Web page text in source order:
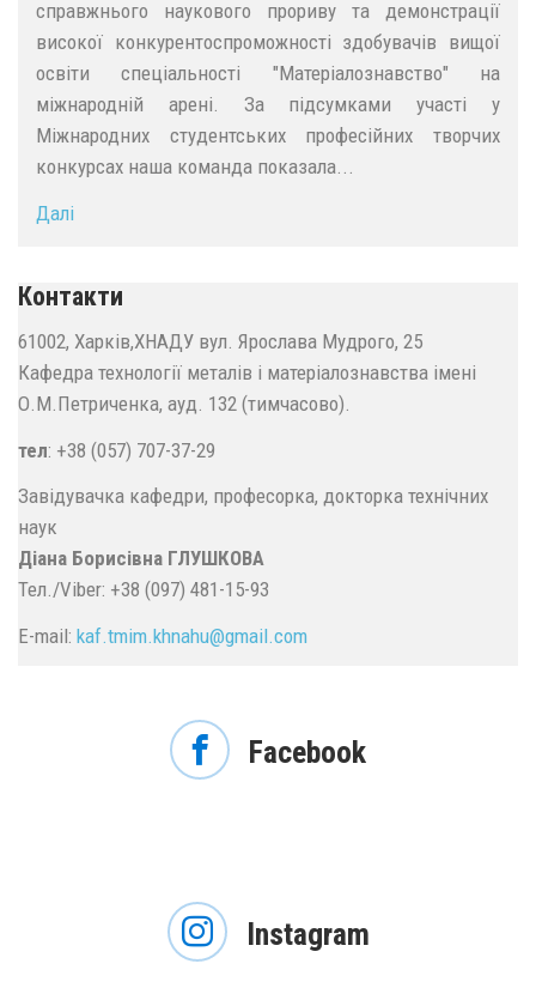
справжнього наукового прориву та демонстрації
високої конкурентоспроможності здобувачів вищої
освіти спеціальності "Матеріалознавство" на
міжнародній арені. За підсумками участі у
Міжнародних студентських професійних творчих
конкурсах наша команда показала...
Далі
Контакти
61002, Харків,ХНАДУ вул. Ярослава Мудрого, 25
Кафедра технології металів і матеріалознавства імені
О.М.Петриченка, ауд. 132 (тимчасово).
тел: +38 (057) 707-37-29
Завідувачка кафедри, професорка, докторка технічних
наук
Діана Борисівна ГЛУШКОВА
Тел./Viber: +38 (097) 481-15-93
E-mail: kaf.tmim.khnahu@gmail.com
Facebook
Instagram